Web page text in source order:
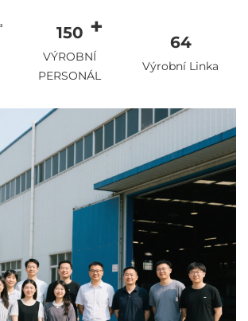
150
VÝROBNÍ
PERSONÁL
64
Výrobní Linka